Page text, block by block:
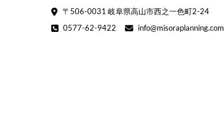
〒506-0031 岐阜県高山市西之一色町2-24
0577-62-9422
info@misoraplanning.com